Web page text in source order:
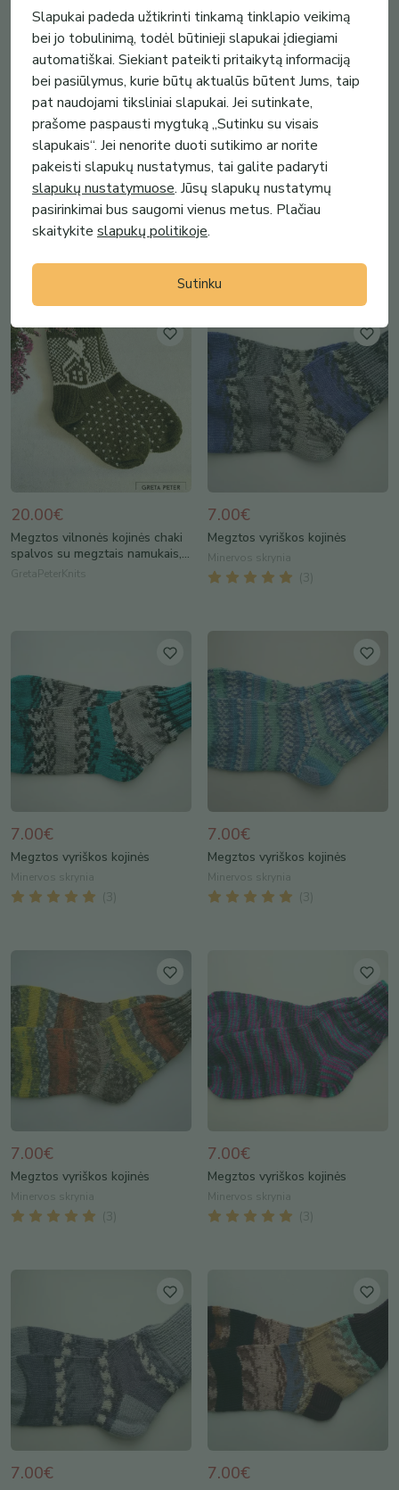
7.00€
Megztos vyriškos kojinės
Minervos skrynia
7.00€
Megztos vyriškos kojinės
Minervos skrynia
20.00€
Megztos vilnonės kojinės chaki
spalvos su megztais namukais,...
GretaPeterKnits
7.00€
Megztos vyriškos kojinės
Minervos skrynia
( 3
7.00€
Megztos vyriškos kojinės
Minervos skrynia
( 3
7.00€
Megztos vyriškos kojinės
Minervos skrynia
( 3
7.00€
Megztos vyriškos kojinės
Minervos skrynia
( 3
7.00€
Megztos vyriškos kojinės
Minervos skrynia
( 3
7.00€ 7.00€
Slapukai padeda užtikrinti tinkamą tinklapio veikimą
bei jo tobulinimą, todėl būtinieji slapukai įdiegiami
automatiškai. Siekiant pateikti pritaikytą informaciją
bei pasiūlymus, kurie būtų aktualūs būtent Jums, taip
pat naudojami tiksliniai slapukai. Jei sutinkate,
prašome paspausti mygtuką „Sutinku su visais
slapukais“. Jei nenorite duoti sutikimo ar norite
pakeisti slapukų nustatymus, tai galite padaryti
slapukų nustatymuose. Jūsų slapukų nustatymų
pasirinkimai bus saugomi vienus metus. Plačiau
skaitykite slapukų politikoje.
Sutinku